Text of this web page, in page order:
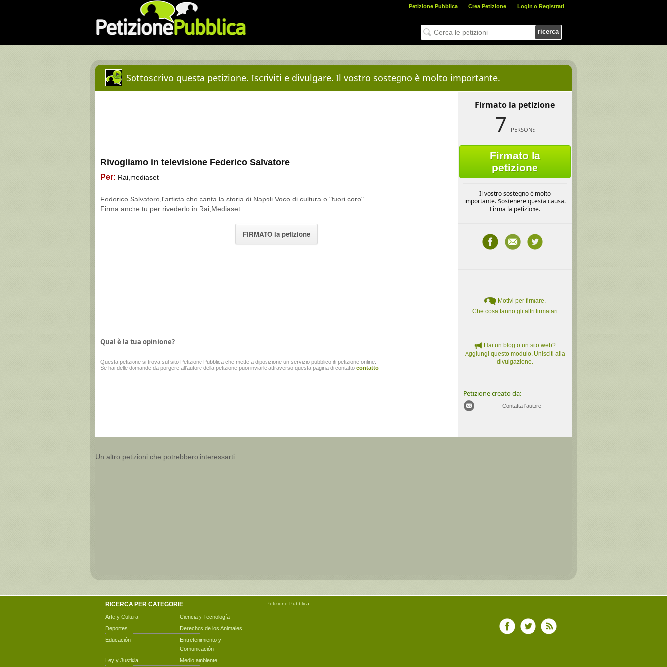
Petizione Pubblica Crea Petizione Login o Registrati
ricerca
Sottoscrivo questa petizione. Iscriviti e divulgare. Il vostro sostegno è molto importante.
Rivogliamo in televisione Federico Salvatore
Per: Rai,mediaset
Federico Salvatore,l'artista che canta la storia di Napoli.Voce di cultura e "fuori coro"
Firma anche tu per rivederlo in Rai,Mediaset...
FIRMATO la petizione
Qual è la tua opinione?
Questa petizione si trova sul sito Petizione Pubblica che mette a diposizione un servizio pubblico di petizione online.
Se hai delle domande da porgere all’autore della petizione puoi inviarle attraverso questa pagina di contatto contatto
Firmato la petizione
7 PERSONE
Firmato la
petizione
Il vostro sostegno è molto
importante. Sostenere questa causa.
Firma la petizione.
Motivi per firmare.
Che cosa fanno gli altri firmatari
Hai un blog o un sito web?
Aggiungi questo modulo. Unisciti alla
divulgazione.
Petizione creato da:
Contatta l'autore
Un altro petizioni che potrebbero interessarti
RICERCA PER CATEGORIE
Arte y Cultura
Ciencia y Tecnología
Deportes
Derechos de los Animales
Educación
Entretenimiento y
Comunicación
Ley y Justicia
Medio ambiente
Petizione Pubblica